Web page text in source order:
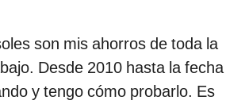
son mis ahorros de toda la
Desde 2010 hasta la fecha
y tengo cómo probarlo. Es